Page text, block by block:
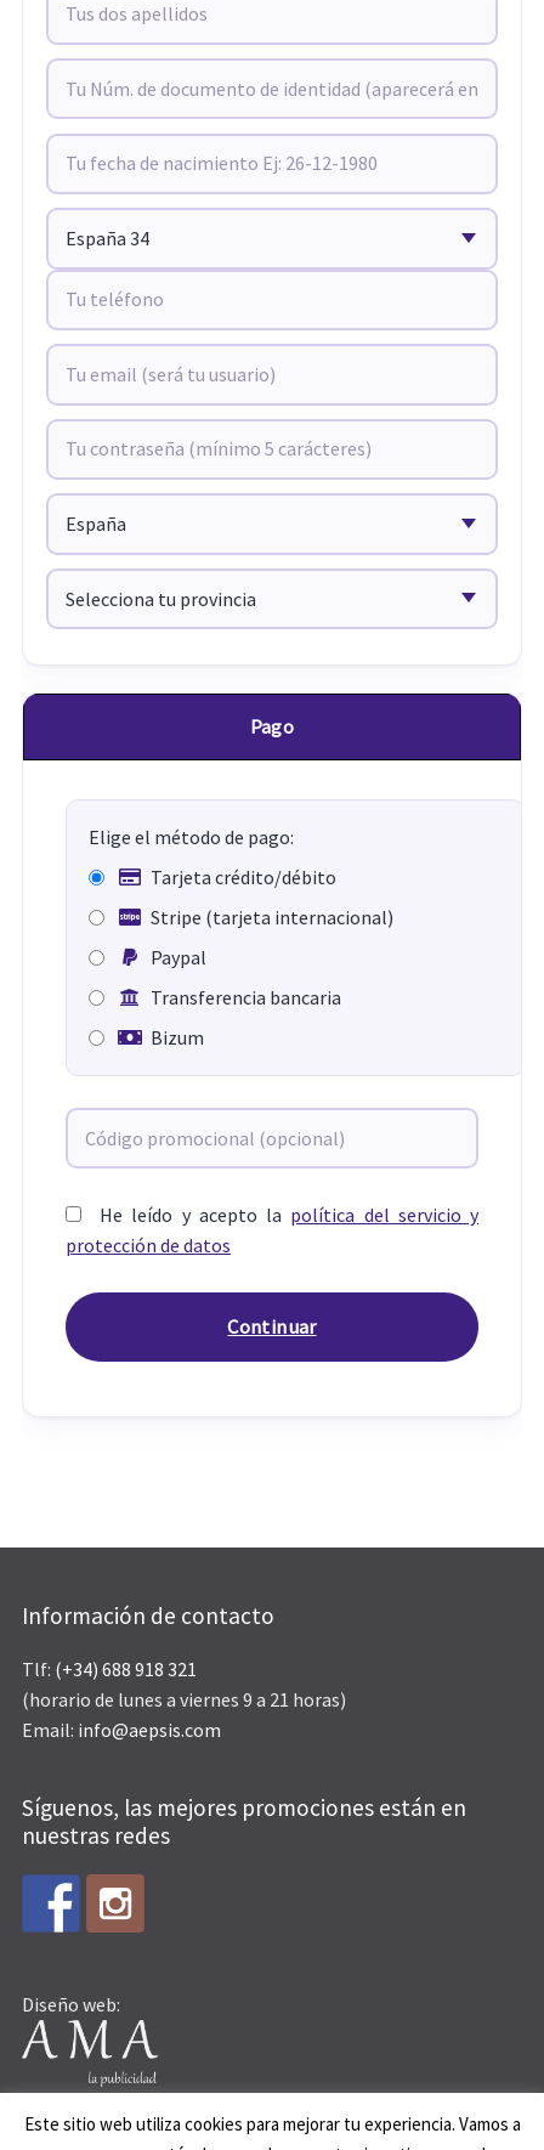
Pago
Elige el método de pago:
Tarjeta crédito/débito
Stripe (tarjeta internacional)
Paypal
Transferencia bancaria
Bizum
He leído y acepto la política del servicio y
protección de datos
Información de contacto
Tlf: (+34) 688 918 321
(horario de lunes a viernes 9 a 21 horas)
Email: info@aepsis.com
Síguenos, las mejores promociones están en
nuestras redes
Diseño web:
Este sitio web utiliza cookies para mejorar tu experiencia. Vamos a